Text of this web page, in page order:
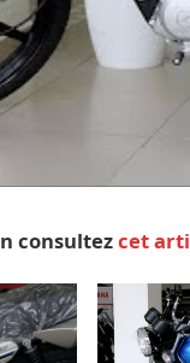
consultezcet